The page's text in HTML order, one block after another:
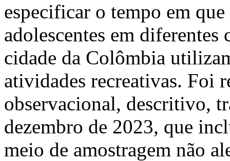
especificar o tempo em
adolescentes em diferentes
cidade da Colômbia
atividades recreativas. Foi
observacional, descritivo,
dezembro de 2023, que
meio de amostragem não